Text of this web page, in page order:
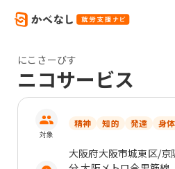
にこさーびす
ニコサービス
対象
精神 知的 発達 身体
大阪府大阪市城東区/京